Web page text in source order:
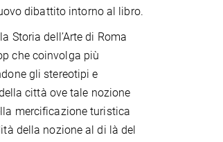
dibattito intorno al libro.
Storia dell’Arte di Roma
che coinvolga più
gli stereotipi e
città ove tale nozione
mercificazione turistica
della nozione al di là del